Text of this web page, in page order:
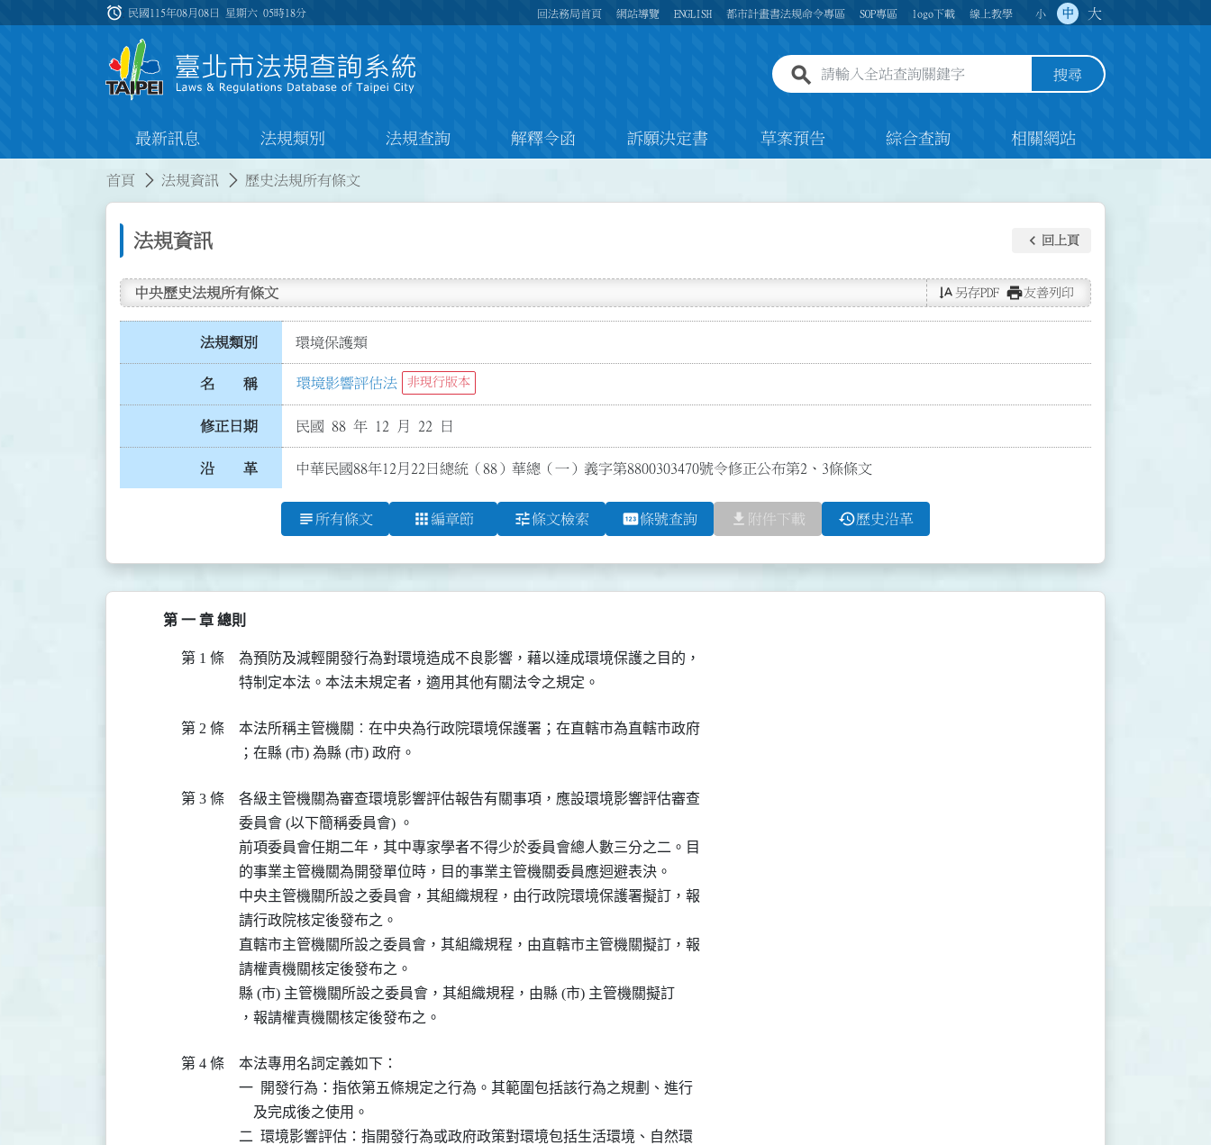
:::
alarm 民國115年08月08日 星期六05時18分 回法務局首頁 網站導覽 ENGLISH 都市計畫書法規命令專區 SOP專區 logo下載 線上教學 小 中 大
全站查詢關鍵字欄位 搜尋
最新訊息 法規類別 法規查詢 解釋令函 訴願決定書 草案預告 綜合查詢 相關網站
首頁 法規資訊 歷史法規所有條文
法規資訊 keyboard_arrow_left 回上頁
中央歷史法規所有條文 text_rotate_vertical 另存PDF print友善列印
法規類別 環境保護類
名 稱 環境影響評估法 非現行版本
修正日期 民國 88 年 12 月 22 日
沿 革 中華民國88年12月22日總統（88）華總（一）義字第8800303470號令修正公布第2、3條條文
subject 所有條文 apps 編章節 tune條文檢索 pin條號查詢 file_download 附件下載 history歷史沿革
第 一 章 總則
第 1 條
為預防及減輕開發行為對環境造成不良影響，藉以達成環境保護之目的，
特制定本法。本法未規定者，適用其他有關法令之規定。
第 2 條
本法所稱主管機關︰在中央為行政院環境保護署；在直轄市為直轄市政府
第 3 條
各級主管機關為審查環境影響評估報告有關事項，應設環境影響評估審查
委員會 (以下簡稱委員會) 。
前項委員會任期二年，其中專家學者不得少於委員會總人數三分之二。目
的事業主管機關為開發單位時，目的事業主管機關委員應迴避表決。
中央主管機關所設之委員會，其組織規程，由行政院環境保護署擬訂，報
請行政院核定後發布之。
直轄市主管機關所設之委員會，其組織規程，由直轄市主管機關擬訂，報
請權責機關核定後發布之。
縣 (市) 主管機關所設之委員會，其組織規程，由縣 (市) 主管機關擬訂
第 4 條
本法專用名詞定義如下：
一  開發行為：指依第五條規定之行為。其範圍包括該行為之規劃、進行
    及完成後之使用。
二  環境影響評估：指開發行為或政府政策對環境包括生活環境、自然環